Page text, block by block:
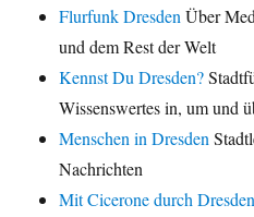
Flurfunk Dresden Über
und dem Rest der Welt
Kennst Du Dresden?
Wissenswertes in, um und
Menschen in Dresden
Nachrichten
Mit Cicerone durch Dresden